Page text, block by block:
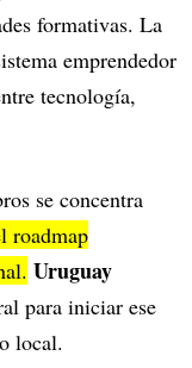
formativas. La
emprendedor
tecnología,
se concentra
roadmap
Uruguay
para iniciar ese
local.